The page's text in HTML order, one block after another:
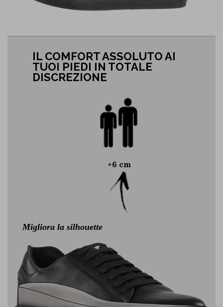
IL COMFORT ASSOLUTO AI
TUOI PIEDI IN TOTALE
DISCREZIONE
+6 cm
Migliora la silhouette